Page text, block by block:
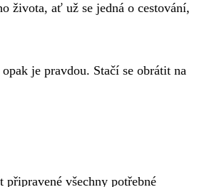
života, ať už se jedná o cestování,
je pravdou. Stačí se obrátit na
všechny potřebné